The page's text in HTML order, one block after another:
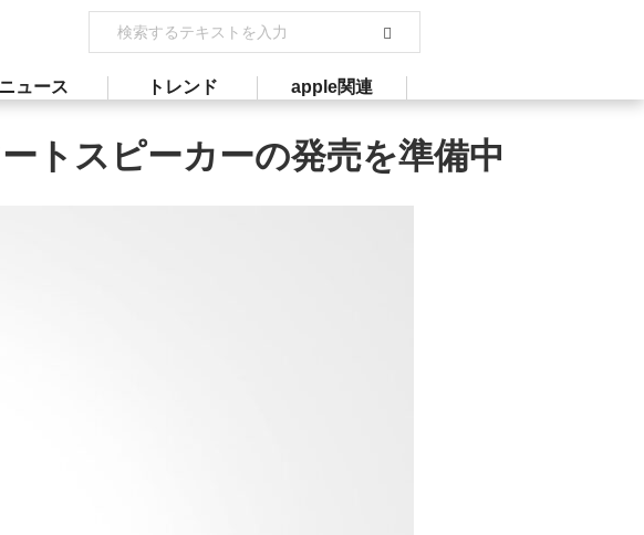
ニュース トレンド apple関連
トスピーカーの発売を準備中